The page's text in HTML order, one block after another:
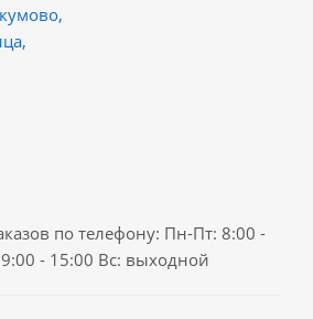
по телефону: Пн-Пт: 8:00 -
- 15:00 Вс: выходной